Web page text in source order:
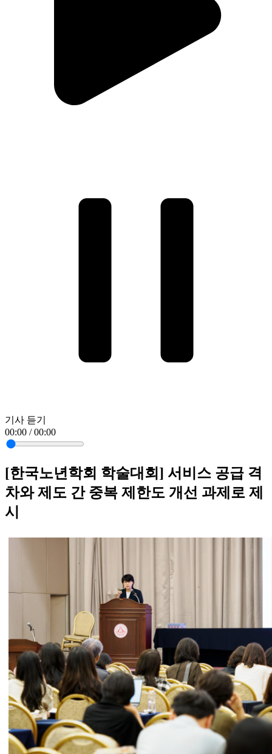
기사 듣기
00:00 / 00:00
[한국노년학회 학술대회] 서비스 공급 격
차와 제도 간 중복 제한도 개선 과제로 제
시